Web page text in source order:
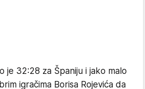
je 32:28 za Španiju i jako malo
igračima Borisa Rojevića da